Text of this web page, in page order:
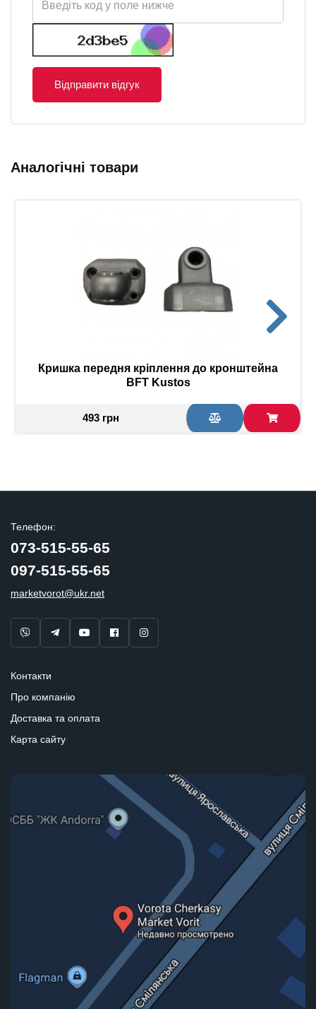
Відправити відгук
Аналогічні товари
Кришка передня кріплення до кронштейна
BFT Kustos
493 грн
Телефон:
073-515-55-65
097-515-55-65
marketvorot@ukr.net
Контакти
Про компанію
Доставка та оплата
Карта сайту